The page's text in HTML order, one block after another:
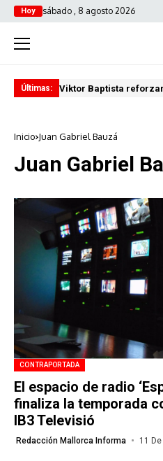
Hoy sábado , 8 agosto 2026
Últimas: Viktor Baptista
Inicio Juan Gabriel Bauzá
Juan Gabriel
CONTRAPORTADA
El espacio de radio
finaliza la temporada
IB3 Televisió
Redacción Mallorca Informa 11